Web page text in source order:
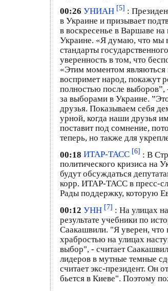
00:26 УНИАН [5] :
в Украине и призывает
в воскресенье в Варшаве
Украине. «Я думаю, что мы
стандарты
уверенность в том, что
«Этим моментом являються
воспримет народ, покажут
полностью после
за выборами в Украине.
друзья. Показываем себя
урной, когда наши друзья
поставит под сомнение,
теперь, но также для
00:18 ИТАР-ТАСС [6] : В
политического кризиса на
будут обсуждаться
корр. ИТАР-ТАСС в пресс-
Рады поддержку, которую
00:12 УНН [7] : На улицах
результате учебники по
Саакашвили. "Я уверен, что
храбростью на улицах
выбор", - считает
лидеров в мутные темные
считает экс-президент. Он
бьется в Киеве". Поэтому